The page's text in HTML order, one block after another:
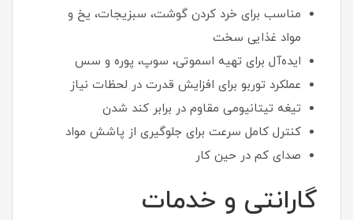
مناسب برای خرد کردن گوشت، سبزیجات، یخ و
مواد غذایی سخت
ایده‌آل برای تهیه اسموتی، سوپ، پوره و سس
عملکرد توربو برای افزایش قدرت در لحظات نیاز
تیغه تیتانیومی مقاوم در برابر کند شدن
کنترل کامل سرعت برای جلوگیری از پاشش مواد
صدای کم در حین کار
گارانتی و خدمات